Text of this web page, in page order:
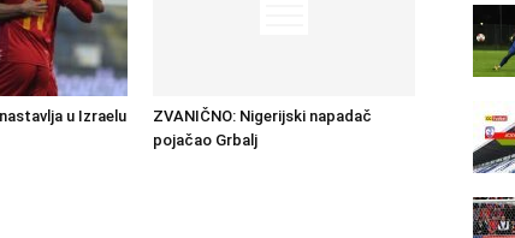
u Izraelu
ZVANIČNO: Nigerijski napadač
pojačao Grbalj